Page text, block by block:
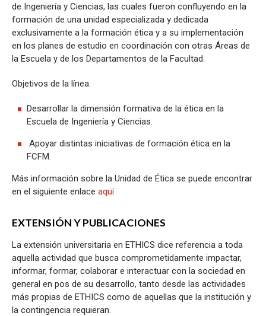
de Ingeniería y Ciencias, las cuales fueron confluyendo en la
formación de una unidad especializada y dedicada
exclusivamente a la formación ética y a su implementación
en los planes de estudio en coordinación con otras Áreas de
la Escuela y de los Departamentos de la Facultad.
Objetivos de la línea:
Desarrollar la dimensión formativa de la ética en la
Escuela de Ingeniería y Ciencias.
Apoyar distintas iniciativas de formación ética en la
FCFM.
Más información sobre la Unidad de Ética se puede encontrar
en el siguiente enlace aquí
EXTENSIÓN Y PUBLICACIONES
La extensión universitaria en ETHICS dice referencia a toda
aquella actividad que busca comprometidamente impactar,
informar, formar, colaborar e interactuar con la sociedad en
general en pos de su desarrollo, tanto desde las actividades
más propias de ETHICS como de aquellas que la institución y
la contingencia requieran.